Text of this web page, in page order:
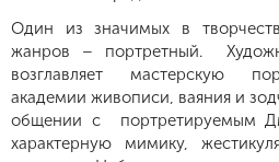
Один из значимых в
жанров – портретный.
возглавляет мастерскую
академии живописи, ваяния и
общении с портретируемым
характерную мимику,